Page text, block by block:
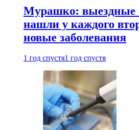
Мурашко: выездные
нашли у каждого
новые заболевания
1 год спустя1 год спустя